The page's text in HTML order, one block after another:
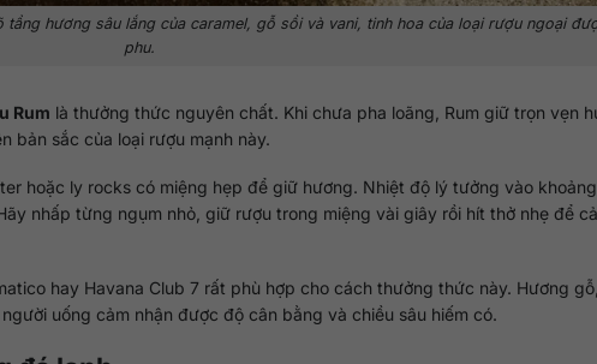
tầng hương sâu lắng của caramel, gỗ sồi và vani, tinh hoa của loại rượu ngoại
phu.
Rum là thưởng thức nguyên chất. Khi chưa pha loãng, Rum giữ trọn vẹn
bản sắc của loại rượu mạnh này.
hoặc ly rocks có miệng hẹp để giữ hương. Nhiệt độ lý tưởng vào khoảng
nhấp từng ngụm nhỏ, giữ rượu trong miệng vài giây rồi hít thở nhẹ để
hay Havana Club 7 rất phù hợp cho cách thưởng thức này. Hương
uống cảm nhận được độ cân bằng và chiều sâu hiếm có.